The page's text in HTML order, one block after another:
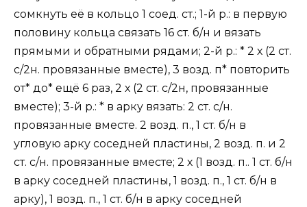
сомкнуть её в кольцо 1 соед. ст.; 1-й р.: в первую
половину кольца связать 16 ст. б/н и вязать
прямыми и обратными рядами; 2-й р.: * 2 х (2 ст.
с/2н. провязанные вместе), 3 возд. п* повторить
от* до* ещё 6 раз, 2 х (2 ст. с/2н, провязанные
вместе); 3-й р.: * в арку вязать: 2 ст. с/н.
провязанные вместе. 2 возд. п., 1 ст. б/н в
угловую арку соседней пластины, 2 возд. п. и 2
ст. с/н. провязанные вместе; 2 х (1 возд. п.. 1 ст. б/н
в арку соседней пластины, 1 возд. п., 1 ст. б/н в
арку), 1 возд. п., 1 ст. б/н в арку соседней